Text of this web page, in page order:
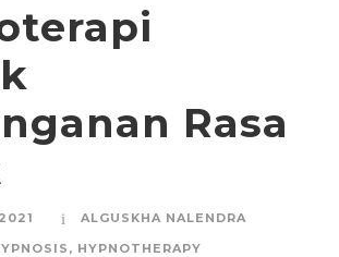
Rasa
ALGUSKHA NALENDRA
, HYPNOTHERAPY